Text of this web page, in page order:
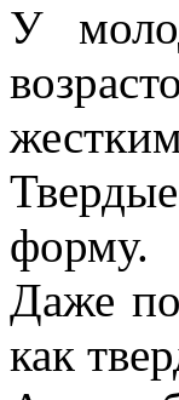
У
форму.
Даже
как